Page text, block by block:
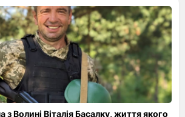
з Волині Віталія Басалку, життя якого